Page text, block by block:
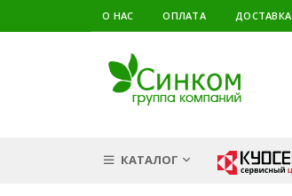
О НАС ОПЛАТА ДОСТАВКА
КАТАЛОГ